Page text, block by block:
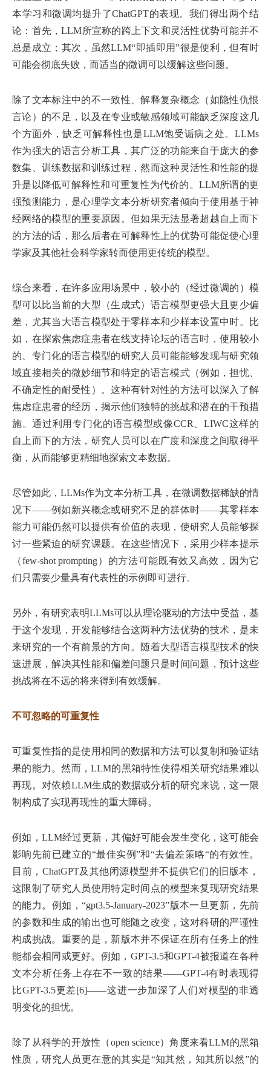
本学习和微调均提升了ChatGPT的表现。我们得出两个结
论：首先，LLM所宣称的跨上下文和灵活性优势可能并不
总是成立；其次，虽然LLM“即插即用”很是便利，但有时
可能会彻底失败，而适当的微调可以缓解这些问题。
除了文本标注中的不一致性、解释复杂概念（如隐性仇恨
言论）的不足，以及在专业或敏感领域可能缺乏深度这几
个方面外，缺乏可解释性也是LLM饱受诟病之处。LLMs
作为强大的语言分析工具，其广泛的功能来自于庞大的参
数集、训练数据和训练过程，然而这种灵活性和性能的提
升是以降低可解释性和可重复性为代价的。LLM所谓的更
强预测能力，是心理学文本分析研究者倾向于使用基于神
经网络的模型的重要原因。但如果无法显著超越自上而下
的方法的话，那么后者在可解释性上的优势可能促使心理
学家及其他社会科学家转而使用更传统的模型。
综合来看，在许多应用场景中，较小的（经过微调的）模
型可以比当前的大型（生成式）语言模型更强大且更少偏
差，尤其当大语言模型处于零样本和少样本设置中时。比
如，在探索焦虑症患者在线支持论坛的语言时，使用较小
的、专门化的语言模型的研究人员可能能够发现与研究领
域直接相关的微妙细节和特定的语言模式（例如，担忧、
不确定性的耐受性）。这种有针对性的方法可以深入了解
焦虑症患者的经历，揭示他们独特的挑战和潜在的干预措
施。通过利用专门化的语言模型或像CCR、LIWC这样的
自上而下的方法，研究人员可以在广度和深度之间取得平
衡，从而能够更精细地探索文本数据。
尽管如此，LLMs作为文本分析工具，在微调数据稀缺的情
况下——例如新兴概念或研究不足的群体时——其零样本
能力可能仍然可以提供有价值的表现，使研究人员能够探
讨一些紧迫的研究课题。在这些情况下，采用少样本提示
（few-shot prompting）的方法可能既有效又高效，因为它
们只需要少量具有代表性的示例即可进行。
另外，有研究表明LLMs可以从理论驱动的方法中受益，基
于这个发现，开发能够结合这两种方法优势的技术，是未
来研究的一个有前景的方向。随着大型语言模型技术的快
速进展，解决其性能和偏差问题只是时间问题，预计这些
挑战将在不远的将来得到有效缓解。
不可忽略的可重复性
可重复性指的是使用相同的数据和方法可以复制和验证结
果的能力。然而，LLM的黑箱特性使得相关研究结果难以
再现。对依赖LLM生成的数据或分析的研究来说，这一限
制构成了实现再现性的重大障碍。
例如，LLM经过更新，其偏好可能会发生变化，这可能会
影响先前已建立的“最佳实例”和“去偏差策略“的有效性。
目前，ChatGPT及其他闭源模型并不提供它们的旧版本，
这限制了研究人员使用特定时间点的模型来复现研究结果
的能力。例如，“gpt3.5-January-2023”版本一旦更新，先前
的参数和生成的输出也可能随之改变，这对科研的严谨性
构成挑战。重要的是，新版本并不保证在所有任务上的性
能都会相同或更好。例如，GPT-3.5和GPT-4被报道在各种
文本分析任务上存在不一致的结果——GPT-4有时表现得
比GPT-3.5更差[6]——这进一步加深了人们对模型的非透
明变化的担忧。
除了从科学的开放性（open science）角度来看LLM的黑箱
性质，研究人员更在意的其实是“知其然，知其所以然”的